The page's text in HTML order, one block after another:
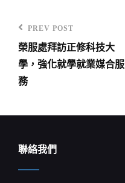
文
章
覽
Previous
Post
PREV POST
榮服處拜訪正修科技大
學，強化就學就業媒合服
務
聯絡我們